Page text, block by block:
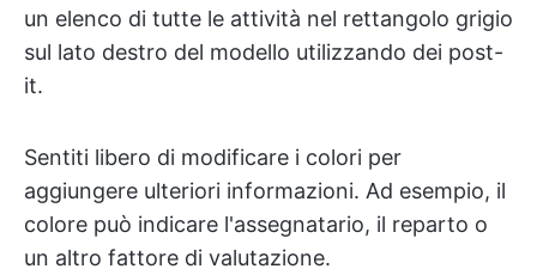
un elenco di tutte le attività nel rettangolo grigio
sul lato destro del modello utilizzando dei post-
it.
Sentiti libero di modificare i colori per
aggiungere ulteriori informazioni. Ad esempio, il
colore può indicare l'assegnatario, il reparto o
un altro fattore di valutazione.